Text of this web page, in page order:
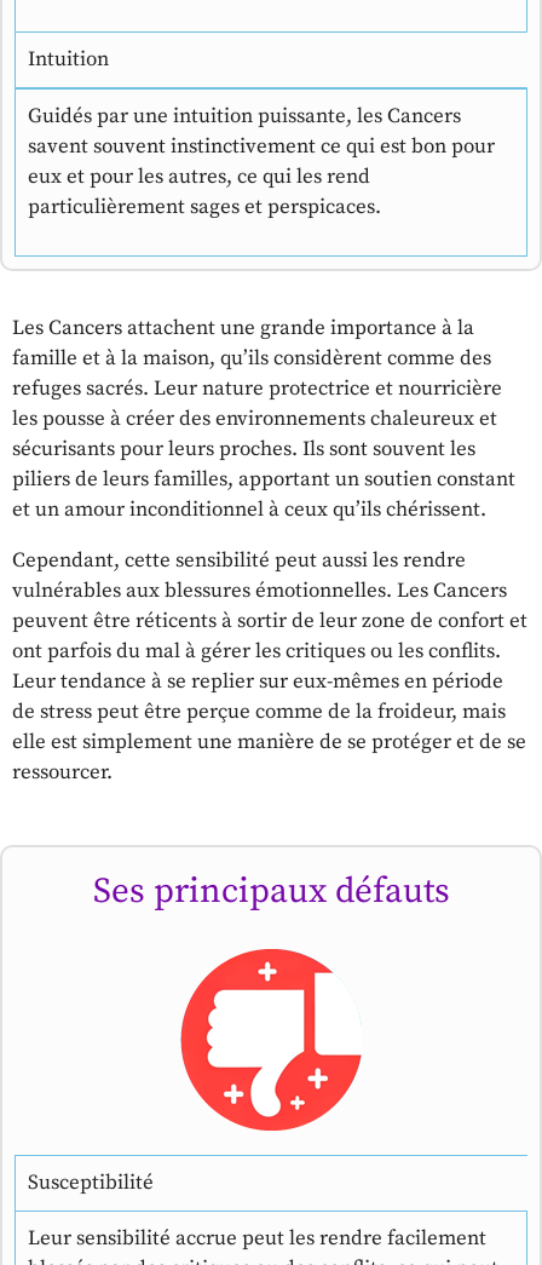
Intuition
Guidés par une intuition puissante, les Cancers
savent souvent instinctivement ce qui est bon pour
eux et pour les autres, ce qui les rend
particulièrement sages et perspicaces.
Les Cancers attachent une grande importance à la
famille et à la maison, qu’ils considèrent comme des
refuges sacrés. Leur nature protectrice et nourricière
les pousse à créer des environnements chaleureux et
sécurisants pour leurs proches. Ils sont souvent les
piliers de leurs familles, apportant un soutien constant
et un amour inconditionnel à ceux qu’ils chérissent.
Cependant, cette sensibilité peut aussi les rendre
vulnérables aux blessures émotionnelles. Les Cancers
peuvent être réticents à sortir de leur zone de confort et
ont parfois du mal à gérer les critiques ou les conflits.
Leur tendance à se replier sur eux-mêmes en période
de stress peut être perçue comme de la froideur, mais
elle est simplement une manière de se protéger et de se
ressourcer.
Ses principaux défauts
Susceptibilité
Leur sensibilité accrue peut les rendre facilement